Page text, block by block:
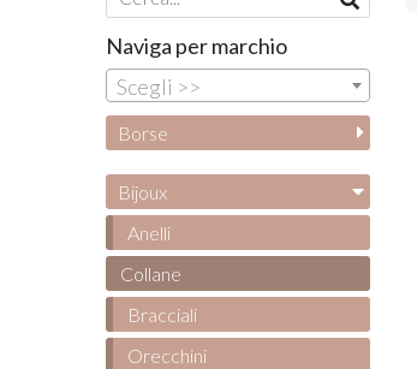
Naviga per marchio
Scegli >>
Borse
Bijoux
Anelli
Collane
Bracciali
Orecchini